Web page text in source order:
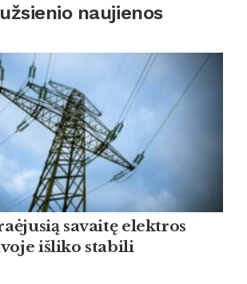
naujienos
savaitę elektros
išliko stabili